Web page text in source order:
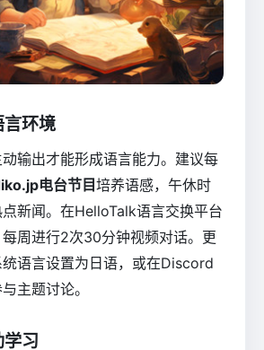
环境
输出才能形成语言能力。建议每
电台节目培养语感，午休时
新闻。在HelloTalk语言交换平台
周进行2次30分钟视频对话。更
语言设置为日语，或在Discord
主题讨论。
习